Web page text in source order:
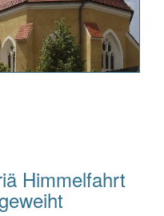
Himmelfahrt